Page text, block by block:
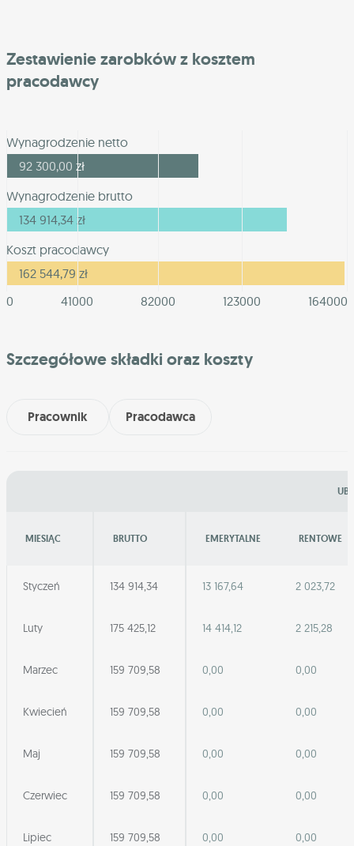
Zestawienie zarobków z kosztem
pracodawcy
Wynagrodzenie netto
92 300,00 zł
Wynagrodzenie brutto
134 914,34 zł
Koszt pracodawcy
162 544,79 zł
0
41000 82000 123000 164000
Szczegółowe składki oraz koszty
Pracownik Pracodawca
MIESIĄC BRUTTO EMERYTALNE RENTOWE
Styczeń 134 914,34 13 167,64 2 023,72
Luty 175 425,12 14 414,12 2 215,28
Marzec 159 709,58 0,00 0,00
Kwiecień 159 709,58 0,00 0,00
Maj 159 709,58 0,00 0,00
Czerwiec 159 709,58 0,00 0,00
Lipiec 159 709,58 0,00 0,00